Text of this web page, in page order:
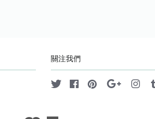
關注我們
Twitter FacebookPinterest Google